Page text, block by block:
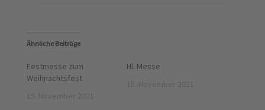
Ähnliche Beiträge
Festmesse zum
Weihnachtsfest
Hl. Messe